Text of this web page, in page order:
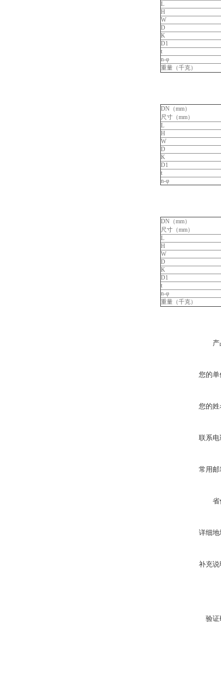
L
H
W
D
K
D1
t
n-φ
重量（千克）
DN（mm）
尺寸（mm）
L
H
W
D
K
D1
t
n-φ
DN（mm）
尺寸（mm）
L
H
W
D
K
D1
t
n-φ
重量（千克）
您的单
您的姓
联系电
常用邮
省
详细地
补充说
验证